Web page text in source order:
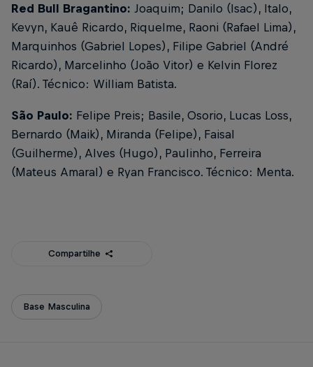
Red Bull Bragantino: Joaquim; Danilo (Isac), Italo,
Kevyn, Kauê Ricardo, Riquelme, Raoni (Rafael Lima),
Marquinhos (Gabriel Lopes), Filipe Gabriel (André
Ricardo), Marcelinho (João Vitor) e Kelvin Florez
(Raí). Técnico: William Batista.
São Paulo: Felipe Preis; Basile, Osorio, Lucas Loss,
Bernardo (Maik), Miranda (Felipe), Faisal
(Guilherme), Alves (Hugo), Paulinho, Ferreira
(Mateus Amaral) e Ryan Francisco. Técnico: Menta.
Compartilhe
Base Masculina